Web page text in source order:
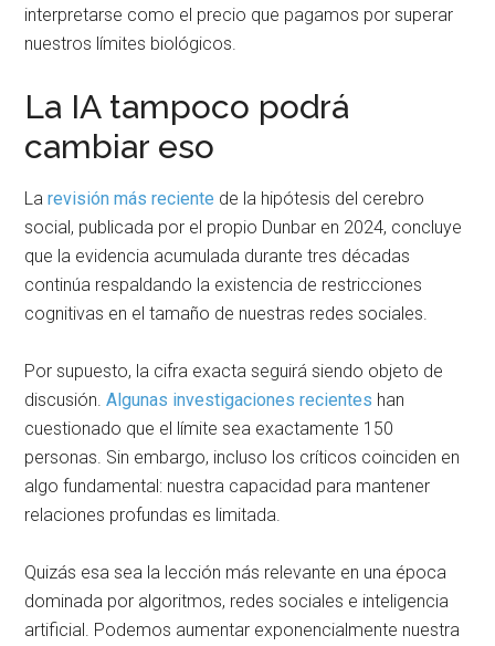
interpretarse como el precio que pagamos por superar
nuestros límites biológicos.
La IA tampoco podrá
cambiar eso
Larevisión más reciente de la hipótesis del cerebro
social, publicada por el propio Dunbar en 2024, concluye
que la evidencia acumulada durante tres décadas
continúa respaldando la existencia de restricciones
cognitivas en el tamaño de nuestras redes sociales.
Por supuesto, la cifra exacta seguirá siendo objeto de
discusión.Algunas investigaciones recientes han
cuestionado que el límite sea exactamente 150
personas. Sin embargo, incluso los críticos coinciden en
algo fundamental: nuestra capacidad para mantener
relaciones profundas es limitada.
Quizás esa sea la lección más relevante en una época
dominada por algoritmos, redes sociales e inteligencia
artificial. Podemos aumentar exponencialmente nuestra